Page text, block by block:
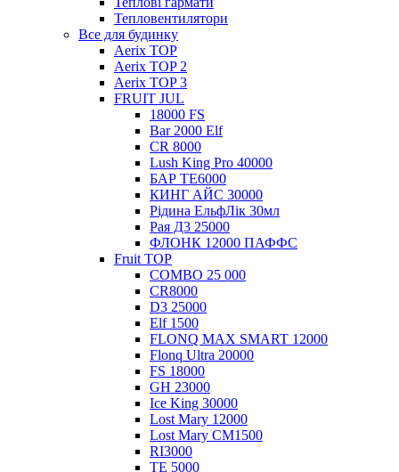
Тепловентилятори
Все для будинку
Aerix TOP
Aerix TOP 2
Aerix TOP 3
FRUIT JUL
18000 FS
Bar 2000 Elf
CR 8000
Lush King Pro 40000
БАР ТЕ6000
КИНГ АЙС 30000
Рідина ЕльфЛік 30мл
Рая Д3 25000
ФЛОНК 12000 ПАФФС
Fruit TOP
COMBO 25 000
CR8000
D3 25000
Elf 1500
FLONQ MAX SMART 12000
Flonq Ultra 20000
FS 18000
GH 23000
Ice King 30000
Lost Mary 12000
Lost Mary CM1500
RI3000
TE 5000